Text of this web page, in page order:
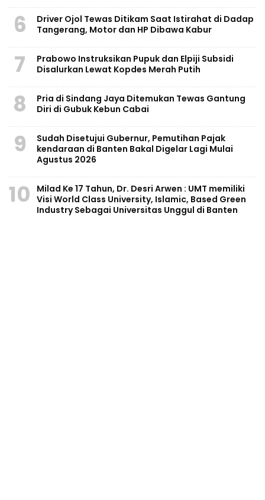
6
Driver Ojol Tewas Ditikam Saat Istirahat di Dadap
Tangerang, Motor dan HP Dibawa Kabur
7
Prabowo Instruksikan Pupuk dan Elpiji Subsidi
Disalurkan Lewat Kopdes Merah Putih
8
Pria di Sindang Jaya Ditemukan Tewas Gantung
Diri di Gubuk Kebun Cabai
9
Sudah Disetujui Gubernur, Pemutihan Pajak
kendaraan di Banten Bakal Digelar Lagi Mulai
Agustus 2026
10
Milad Ke 17 Tahun, Dr. Desri Arwen : UMT memiliki
Visi World Class University, Islamic, Based Green
Industry Sebagai Universitas Unggul di Banten